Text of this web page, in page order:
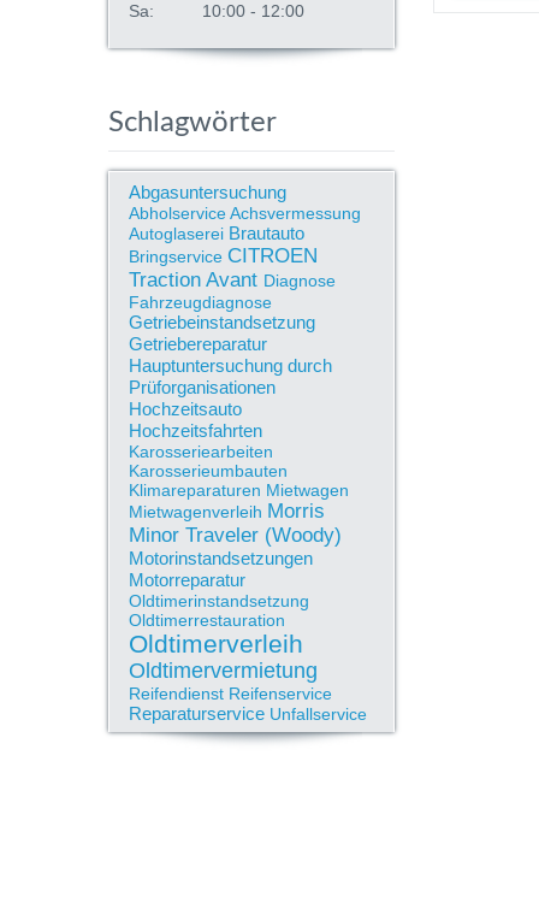
Sa:
10:00 - 12:00
Schlagwörter
Abgasuntersuchung
AbholserviceAchsvermessung
Autoglaserei Brautauto
Bringservice CITROEN
Traction Avant Diagnose
Fahrzeugdiagnose
Getriebeinstandsetzung
Getriebereparatur
Hauptuntersuchung durch
Prüforganisationen
Hochzeitsauto
Hochzeitsfahrten
Karosseriearbeiten
Karosserieumbauten
Klimareparaturen Mietwagen
Mietwagenverleih Morris
Minor Traveler (Woody)
Motorinstandsetzungen
Motorreparatur
Oldtimerinstandsetzung
Oldtimerrestauration
Oldtimerverleih
Oldtimervermietung
Reifendienst Reifenservice
Reparaturservice Unfallservice